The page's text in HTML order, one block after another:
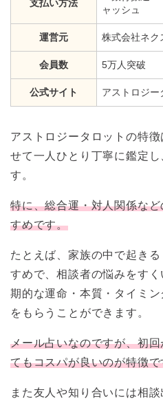
支払い方法
ャッシュ
運営元 株式会社ネク
会員数 5万人突破
公式サイト アストロジー
アストロジータロットの特
せて一人ひとり丁寧に鑑定
す。
特に、総合運・対人関係な
すめです。
たとえば、家族の中で起き
すめで、相談者の悩みをす
期的な運命・本質・タイミ
をもらうことができます。
メール占いなのですが、初
てもコスパが良いのが特徴
また友人や知り合いには相